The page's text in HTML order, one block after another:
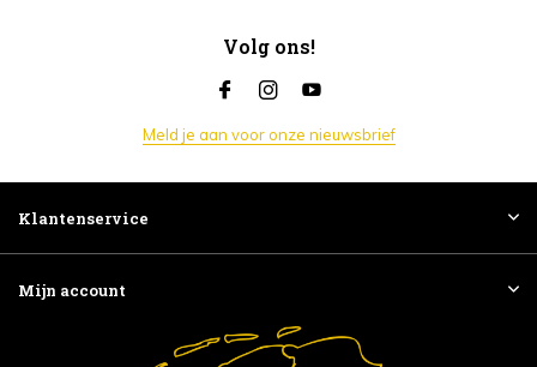
Volg ons!
Meld je aan voor onze nieuwsbrief
Klantenservice
Mijn account